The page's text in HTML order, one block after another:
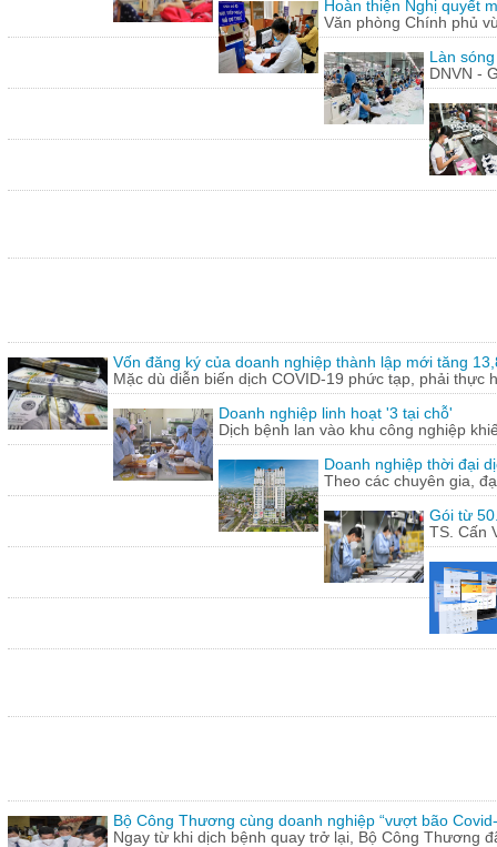
Hoàn thiện Nghị quyết
Văn phòng Chính phủ
Làn
DNVN -
Vốn đăng ký của doanh nghiệp thành lập mới tăng
Mặc dù diễn biến dịch COVID-19 phức tạp, phải thực
Doanh nghiệp linh hoạt '3 tại chỗ'
Dịch bệnh lan vào khu công nghiệp
Doanh nghiệp thời đại
Theo các chuyên gia,
Gói từ
TS. Cấn
Bộ Công Thương cùng doanh nghiệp “vượt bão
Ngay từ khi dịch bệnh quay trở lại, Bộ Công Thương